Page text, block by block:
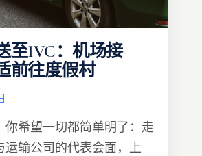
至IVC：机场接
前往度假村
你希望一切都简单明了：走
运输公司的代表会面，上